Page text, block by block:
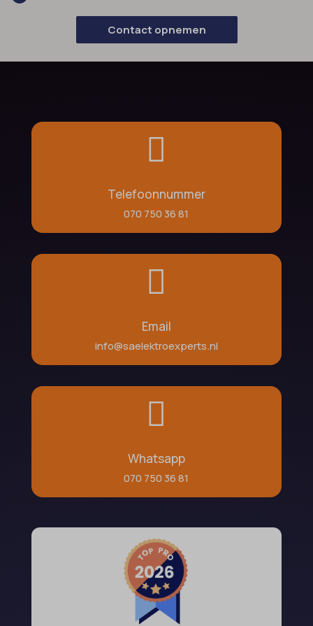
Contact opnemen

Telefoonnummer
070 750 36 81

Email
info@saelektroexperts.nl

Whatsapp
070 750 36 81